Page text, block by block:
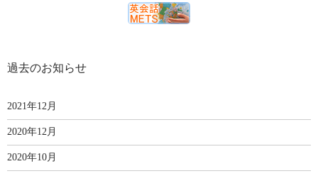
過去のお知らせ
2021年12月
2020年12月
2020年10月